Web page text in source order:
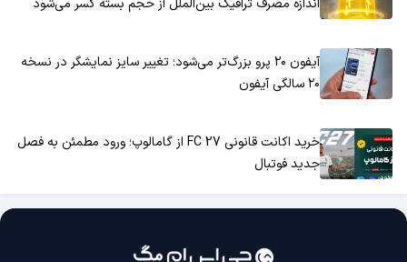
اندازه مصرف ترافیک بین‌الملل از حجم بسته کسر می‌شود
آیفون ۲۰ پرو بزرگ‌تر می‌شود؛ تغییر سایز نمایشگر در نسخه
۲۰ سالگی آیفون
خرید اکانت قانونی FC 27 از گامالوپ؛ ورود مطمئن به فصل
جدید فوتبال